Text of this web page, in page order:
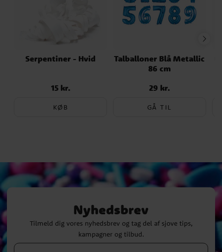
Serpentiner - Hvid
Pris: 15 kr.
15 kr.
KØB
Talballoner Blå Metallic
86 cm
Pris: 29 kr.
29 kr.
GÅ TIL
Nyhedsbrev
Tilmeld dig vores nyhedsbrev og tag del af sjove tips,
kampagner og tilbud.